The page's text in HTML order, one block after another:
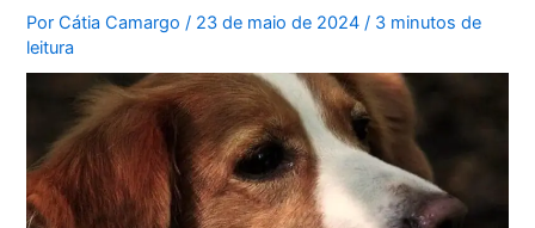
PorCátia Camargo/ 23 de maio de 2024/ 3 minutos de
leitura